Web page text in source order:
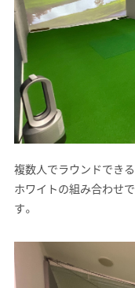
複数人でラウンドでき
ホワイトの組み合わせ
す。